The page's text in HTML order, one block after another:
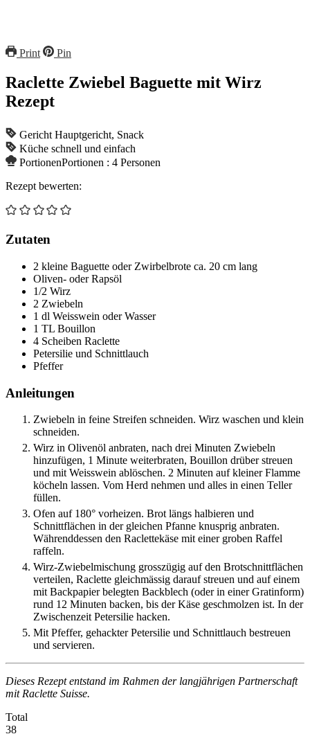
Print Pin
Raclette Zwiebel Baguette mit Wirz
Rezept
GerichtHauptgericht, Snack
Küche schnell und einfach
PortionenPortionen : 4 Personen
Rezept bewerten:
Zutaten
2 kleine Baguette oder Zwirbelbrote ca. 20 cm lang
Oliven- oder Rapsöl
1/2 Wirz
2 Zwiebeln
1 dl Weisswein oder Wasser
1 TL Bouillon
4 Scheiben Raclette
Petersilie und Schnittlauch
Pfeffer
Anleitungen
Zwiebeln in feine Streifen schneiden. Wirz waschen und klein
schneiden.
Wirz in Olivenöl anbraten, nach drei Minuten Zwiebeln
hinzufügen, 1 Minute weiterbraten, Bouillon drüber streuen
und mit Weisswein ablöschen. 2 Minuten auf kleiner Flamme
köcheln lassen. Vom Herd nehmen und alles in einen Teller
füllen.
Ofen auf 180° vorheizen. Brot längs halbieren und
Schnittflächen in der gleichen Pfanne knusprig anbraten.
Währenddessen den Raclettekäse mit einer groben Raffel
raffeln.
Wirz-Zwiebelmischung grosszügig auf den Brotschnittflächen
verteilen, Raclette gleichmässig darauf streuen und auf einem
mit Backpapier belegten Backblech (oder in einer Gratinform)
rund 12 Minuten backen, bis der Käse geschmolzen ist. In der
Zwischenzeit Petersilie hacken.
Mit Pfeffer, gehackter Petersilie und Schnittlauch bestreuen
und servieren.
Dieses Rezept entstand im Rahmen der langjährigen Partnerschaft
mit Raclette Suisse.
Total
38